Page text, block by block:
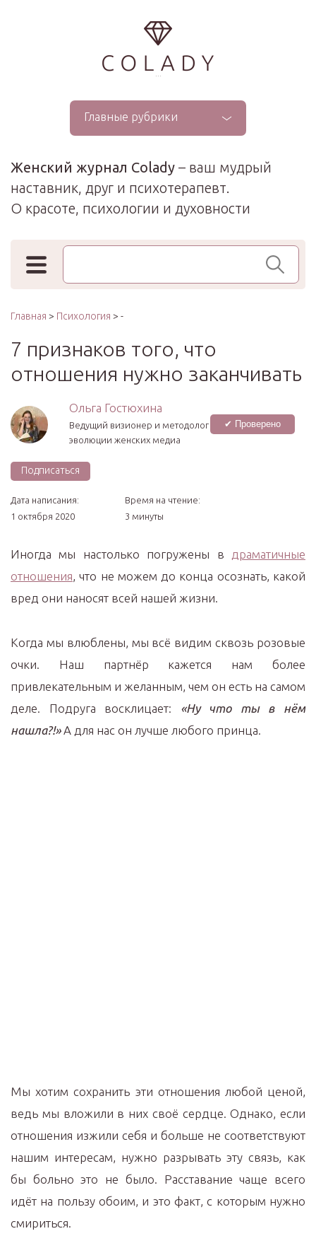
...
Главные рубрики
Женский журнал Colady – ваш мудрый
наставник, друг и психотерапевт.
О красоте, психологии и духовности
Поиск по сайту
Главная > Психология > -
7 признаков того, что
отношения нужно заканчивать
Ольга Гостюхина
Ведущий визионер и методолог
эволюции женских медиа
✔ Проверено
Подписаться
Дата написания:
1 октября 2020
Время на чтение:
3 минуты
Иногда мы настолько погружены в
драматичные
отношения, что не можем до конца осознать, какой
вред они наносят всей нашей жизни.
Когда мы влюблены, мы всё видим сквозь розовые
очки. Наш партнёр кажется нам более
привлекательным и желанным, чем он есть на самом
деле. Подруга восклицает: «Ну что ты в нём
нашла?!»А для нас он лучше любого принца.
Мы хотим сохранить эти отношения любой ценой,
ведь мы вложили в них своё сердце. Однако, если
отношения изжили себя и больше не соответствуют
нашим интересам, нужно разрывать эту связь, как
бы больно это не было. Расставание чаще всего
идёт на пользу обоим, и это факт, с которым нужно
смириться.